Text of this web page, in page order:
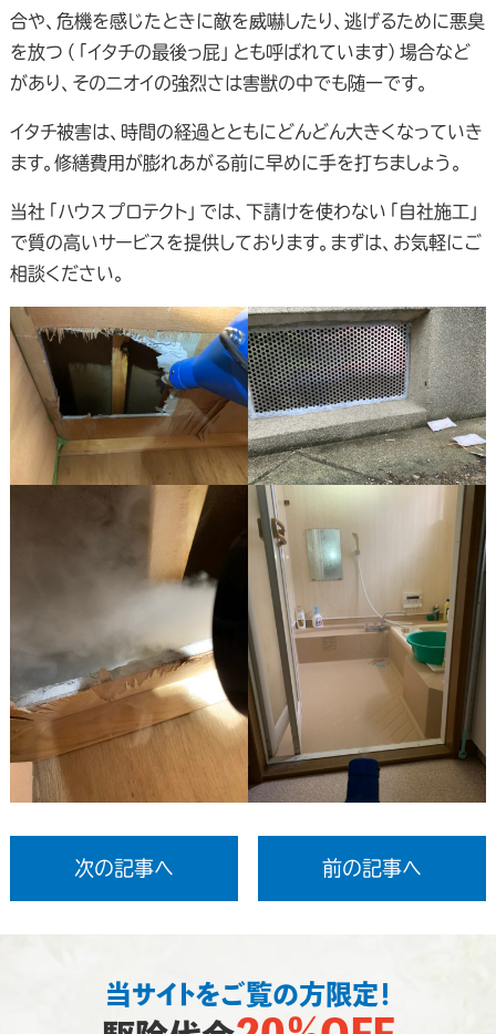
合や、危機を感じたときに敵を威嚇したり、逃げるために悪臭
を放つ（「イタチの最後っ屁」とも呼ばれています）場合など
があり、そのニオイの強烈さは害獣の中でも随一です。
イタチ被害は、時間の経過とともにどんどん大きくなっていき
ます。修繕費用が膨れあがる前に早めに手を打ちましょう。
当社「ハウスプロテクト」では、下請けを使わない「自社施工」
で質の高いサービスを提供しております。まずは、お気軽にご
相談ください。
次の記事へ 前の記事へ
当サイトをご覧の方限定！